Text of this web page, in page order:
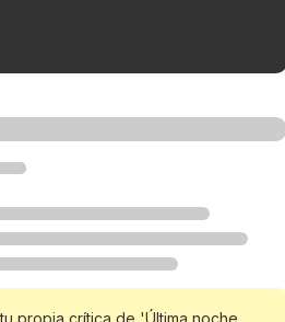
propia crítica de 'Última noche